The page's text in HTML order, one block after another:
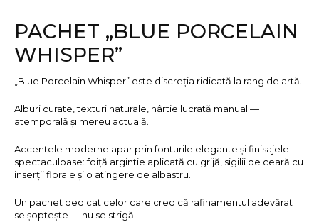
PACHET „BLUE PORCELAIN
WHISPER”
„Blue Porcelain Whisper” este discreția ridicată la rang de artă.
Alburi curate, texturi naturale, hârtie lucrată manual —
atemporală și mereu actuală.
Accentele moderne apar prin fonturile elegante și finisajele
spectaculoase: foiță argintie aplicată cu grijă, sigilii de ceară cu
inserții florale și o atingere de albastru.
Un pachet dedicat celor care cred că rafinamentul adevărat
se șoptește — nu se strigă.